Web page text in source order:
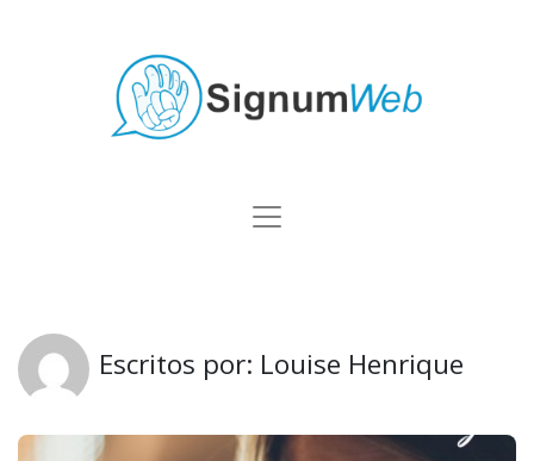
Escritos por: Louise Henrique